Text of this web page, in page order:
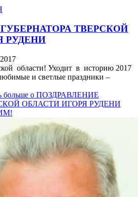
ТВЕРСКОЙ
РУДЕНИ
области! Уходит в историю 2017
и светлые праздники –
больше о ПОЗДРАВЛЕНИЕ
ОБЛАСТИ ИГОРЯ РУДЕНИ